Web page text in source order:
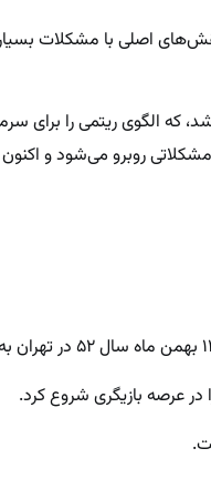
اصلی با مشکلات
که الگوی ریتمی را برای
روبرو می‌شود و
عرصه بازیگری شروع کرد.